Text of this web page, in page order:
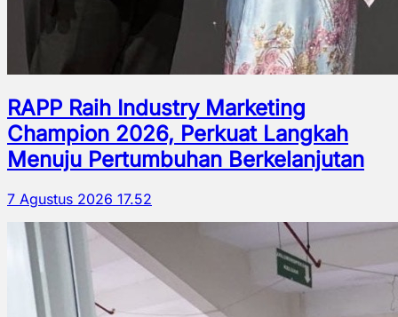
RAPP Raih Industry Marketing
Champion 2026, Perkuat Langkah
Menuju Pertumbuhan Berkelanjutan
7 Agustus 2026 17.52